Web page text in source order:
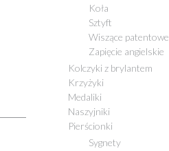
Koła
Sztyft
Wiszące patentowe
Zapięcie angielskie
Kolczyki z brylantem
Krzyżyki
Medaliki
Naszyjniki
Pierścionki
Sygnety